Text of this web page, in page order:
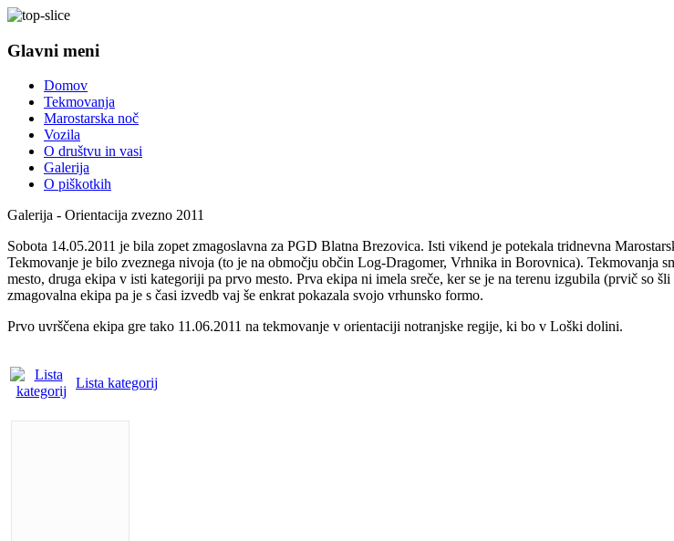
Glavni meni
Domov
Tekmovanja
Marostarska noč
Vozila
O društvu in vasi
Galerija
O piškotkih
Galerija - Orientacija zvezno 2011
Sobota 14.05.2011 je bila zopet zmagoslavna za PGD Blatna Brezovica. Isti vikend je potekala tridnevna
Tekmovanje je bilo zveznega nivoja (to je na območju občin Log-Dragomer, Vrhnika in Borovnica). Tekmovanja
mesto, druga ekipa v isti kategoriji pa prvo mesto. Prva ekipa ni imela sreče, ker se je na terenu izgubila (prvič so
zmagovalna ekipa pa je s časi izvedb vaj še enkrat pokazala svojo vrhunsko formo.
Prvo uvrščena ekipa gre tako 11.06.2011 na tekmovanje v orientaciji notranjske regije, ki bo v Loški dolini.
Lista kategorij